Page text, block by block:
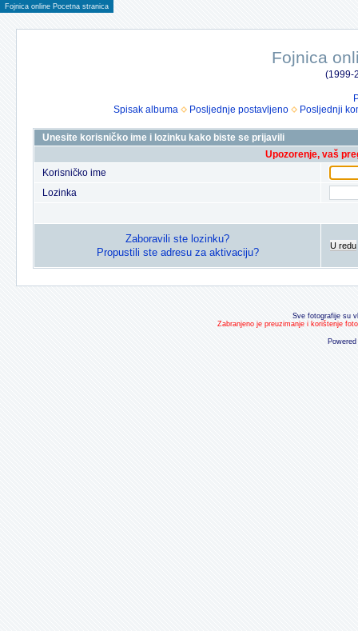
Fojnica online Pocetna stranica
Fojnica
(1999-
Spisak albuma
Posljednje postavljeno Posljednji
Unesite korisničko ime i lozinku kako biste se prijavili
Upozorenje, vaš
Korisničko ime
Lozinka
Zaboravili ste lozinku?
Propustili ste adresu za aktivaciju?
U redu
Sve fotografije su
Zabranjeno je preuzimanje i korištenje